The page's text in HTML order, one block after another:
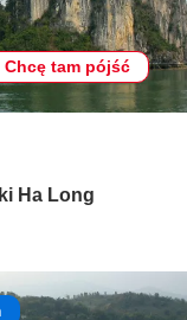
Chcę tam pójść
Ha Long